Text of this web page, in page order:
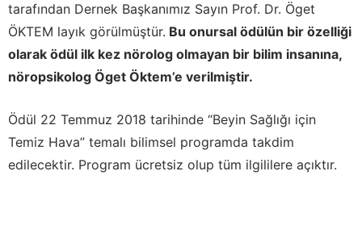
tarafından Dernek Başkanımız Sayın Prof. Dr. Öget
ÖKTEM layık görülmüştür. Bu onursal ödülün bir özelliği
olarak ödül ilk kez nörolog olmayan bir bilim insanına,
nöropsikolog Öget Öktem’e verilmiştir.
Ödül 22 Temmuz 2018 tarihinde “Beyin Sağlığı için
Temiz Hava” temalı bilimsel programda takdim
edilecektir. Program ücretsiz olup tüm ilgililere açıktır.